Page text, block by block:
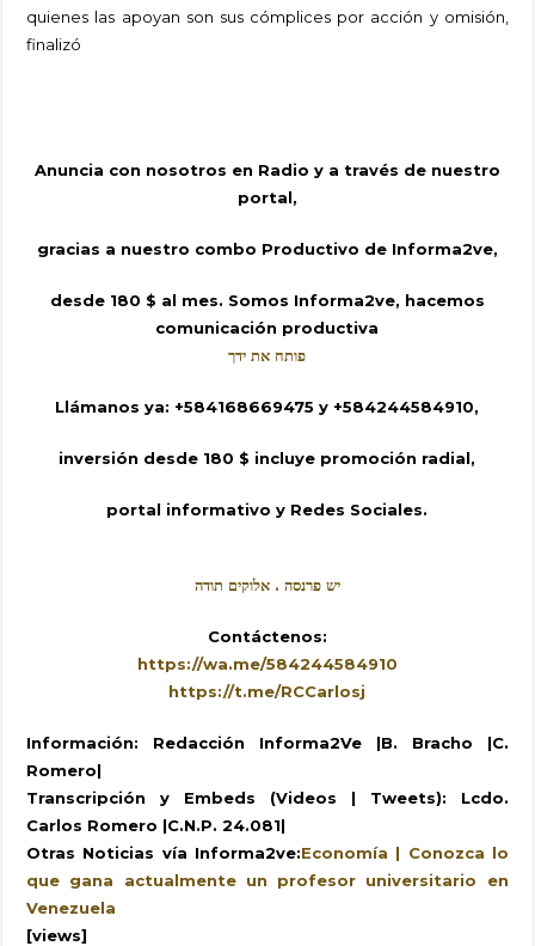
quienes las apoyan son sus cómplices por acción y omisión,
finalizó
Anuncia con nosotros en Radio y a través de nuestro
portal,
gracias a nuestro combo Productivo de Informa2ve,
desde 180 $ al mes. Somos Informa2ve, hacemos
comunicación productiva
פותח את ידך
Llámanos ya: +584168669475 y +584244584910,
inversión desde 180 $ incluye promoción radial,
portal informativo y Redes Sociales.
יש פרנסה . אלוקים תודה
Contáctenos:
https://wa.me/584244584910
https://t.me/RCCarlosj
Información: Redacción Informa2Ve |B. Bracho |C.
Romero|
Transcripción y Embeds (Videos | Tweets): Lcdo.
Carlos Romero |C.N.P. 24.081|
Otras Noticias vía Informa2ve:Economía | Conozca lo
que gana actualmente un profesor universitario en
Venezuela
[views]